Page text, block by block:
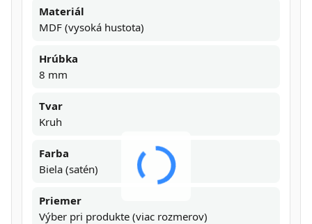
Materiál
MDF (vysoká hustota)
Hrúbka
8 mm
Tvar
Kruh
Farba
Biela (satén)
Priemer
Výber pri produkte (viac rozmerov)